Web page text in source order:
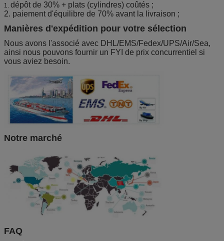
1. dépôt de 30% + plats (cylindres) coûtés ;
2. paiement d'équilibre de 70% avant la livraison ;
Manières d'expédition pour votre sélection
Nous avons l'associé avec DHL/EMS/Fedex/UPS/Air/Sea,
ainsi nous pouvons fournir un FYI de prix concurrentiel si
vous aviez besoin.
Notre marché
FAQ